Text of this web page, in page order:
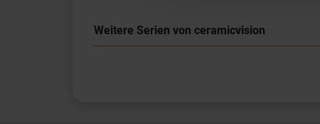
Weitere Serien von ceramicvision